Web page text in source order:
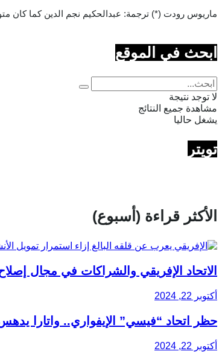
ماريوس رودت (*) ترجمة: عبدالحكيم نجم الدين كما كان متوقعا
ابحث في الموقع
لا توجد نتيجة
مشاهدة جميع النتائج
يشغل حاليا
تويتر
الأكثر قراءة (أسبوع)
الاتحاد الإفريقي والشراكات في مجال
أكتوبر 22, 2024
حظر اتحاد “فيسي” الإيفواري.. واتارا
أكتوبر 22, 2024